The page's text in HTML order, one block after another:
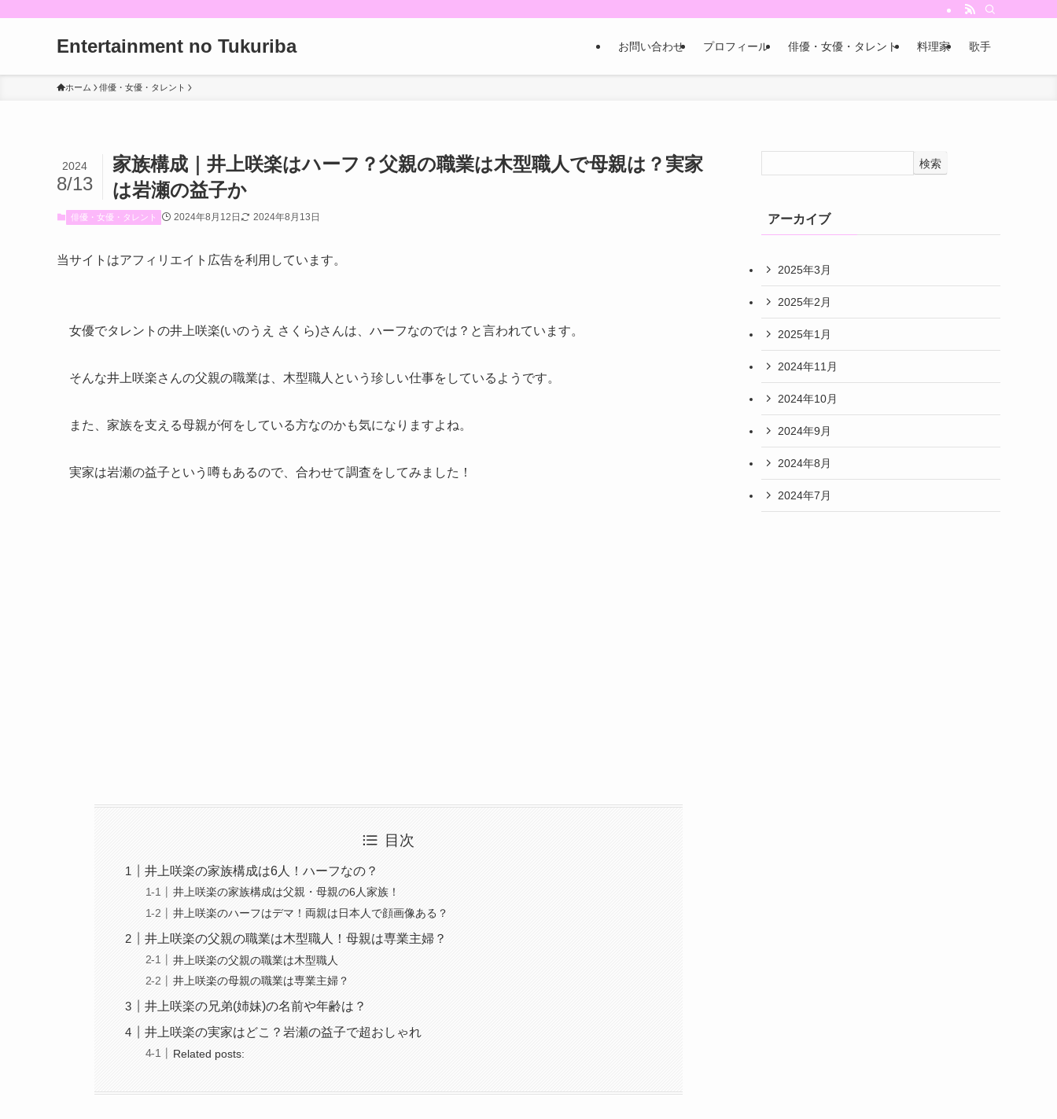
Entertainment no Tukuriba お問い合わせ プロフィール 俳優・女優・タレント 料理家 歌手
ホーム 俳優・女優・タレント
家族構成｜井上咲楽はハーフ？父親の職業は木型職人で母親は？実家
は岩瀬の益子か
2024
8/13
俳優・女優・タレント 2024年8月12日 2024年8月13日
当サイトはアフィリエイト広告を利用しています。
女優でタレントの井上咲楽(いのうえ さくら)さんは、ハーフなのでは？と言われています。
そんな井上咲楽さんの父親の職業は、木型職人という珍しい仕事をしているようです。
また、家族を支える母親が何をしている方なのかも気になりますよね。
実家は岩瀬の益子という噂もあるので、合わせて調査をしてみました！
目次
井上咲楽の家族構成は6人！ハーフなの？
井上咲楽の家族構成は父親・母親の6人家族！
井上咲楽のハーフはデマ！両親は日本人で顔画像ある？
井上咲楽の父親の職業は木型職人！母親は専業主婦？
井上咲楽の父親の職業は木型職人
井上咲楽の母親の職業は専業主婦？
井上咲楽の兄弟(姉妹)の名前や年齢は？
井上咲楽の実家はどこ？岩瀬の益子で超おしゃれ
Related posts:
検索
アーカイブ
2025年3月
2025年2月
2025年1月
2024年11月
2024年10月
2024年9月
2024年8月
2024年7月